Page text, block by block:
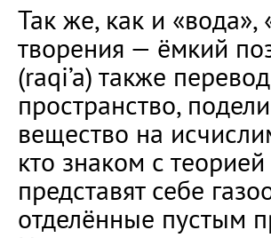
Так же, как и «вода»,
творения — ёмкий
(raqi’a) также
пространство,
вещество на
кто знаком с
представят себе
отделённые пустым